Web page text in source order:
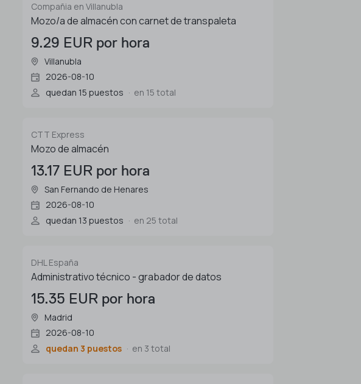
Compañia en Villanubla
Mozo/a de almacén con carnet de transpaleta
9.29 EUR por hora
Villanubla
2026-08-10
quedan 15 puestos
en 15 total
CTT Express
Mozo de almacén
13.17 EUR por hora
San Fernando de Henares
2026-08-10
quedan 13 puestos
en 25 total
DHL España
Administrativo técnico - grabador de datos
15.35 EUR por hora
Madrid
2026-08-10
quedan 3 puestos
en 3 total